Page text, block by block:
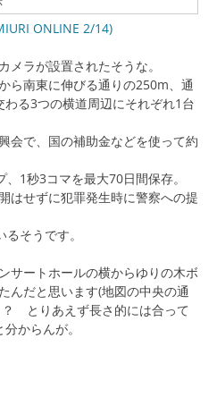
ONLINE 2/14)
メラが設置されたそうな。
ら南東に伸びる通りの250m、通
る3つの横道周辺にそれぞれ1台
会で、国の補助金などを使って約
1秒3コマを最大70日間保存。
はせずに犯罪発生時に警察への提
そうです。
サートホールの横からゆりの木ボ
んだと思います(地図の中央の通
？ とりあえず長さ的には合って
からんが。